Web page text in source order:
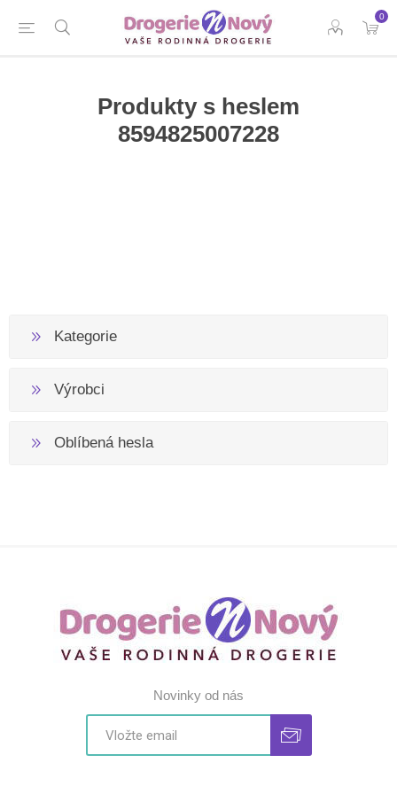
0
Produkty s heslem
8594825007228
Kategorie
Výrobci
Oblíbená hesla
Novinky od nás